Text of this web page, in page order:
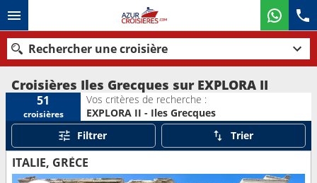
Rechercher une croisière
Nos destinations
Mois de départ
Croisières Iles Grecques sur EXPLORA II
51
croisières
Vos critères de recherche :
EXPLORA II - Iles Grecques
Filtrer
Trier
ITALIE, GRÈCE